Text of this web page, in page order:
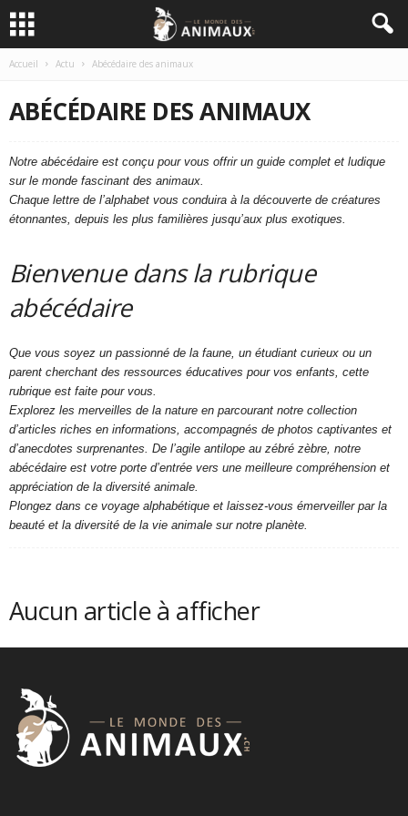
Accueil Actu Abécédaire des animaux
ABÉCÉDAIRE DES ANIMAUX
Notre abécédaire est conçu pour vous offrir un guide complet et ludique
sur le monde fascinant des animaux.
Chaque lettre de l’alphabet vous conduira à la découverte de créatures
étonnantes, depuis les plus familières jusqu’aux plus exotiques.
Bienvenue dans la rubrique
abécédaire
Que vous soyez un passionné de la faune, un étudiant curieux ou un
parent cherchant des ressources éducatives pour vos enfants, cette
rubrique est faite pour vous.
Explorez les merveilles de la nature en parcourant notre collection
d’articles riches en informations, accompagnés de photos captivantes et
d’anecdotes surprenantes. De l’agile antilope au zébré zèbre, notre
abécédaire est votre porte d’entrée vers une meilleure compréhension et
appréciation de la diversité animale.
Plongez dans ce voyage alphabétique et laissez-vous émerveiller par la
beauté et la diversité de la vie animale sur notre planète.
Aucun article à afficher